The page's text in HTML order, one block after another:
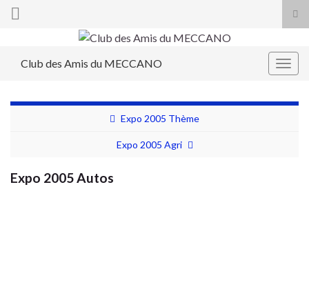
Search for:
Club des Amis du MECCANO
Expo 2005 Thème
Expo 2005 Agri
Expo 2005 Autos